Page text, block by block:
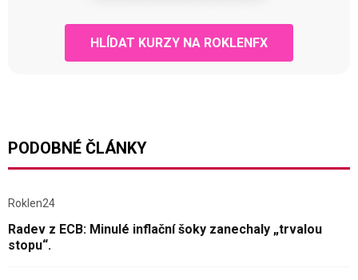
HLÍDAT KURZY NA ROKLENFX
PODOBNÉ ČLÁNKY
Roklen24
Radev z ECB: Minulé inflační šoky zanechaly „trvalou
stopu“.